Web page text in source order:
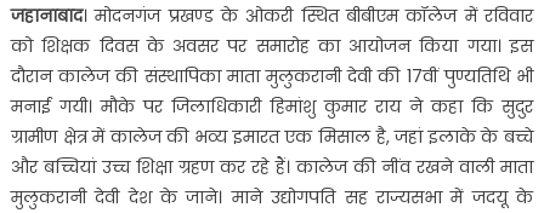
जहानाबाद। मोदनगंज प्रखण्ड के ओकरी स्थित बीबीएम कॉलेज में रविवार
को शिक्षक दिवस के अवसर पर समारोह का आयोजन किया गया। इस
दौरान कालेज की संस्थापिका माता मुलुकरानी देवी की 17वीं पुण्यतिथि भी
मनाई गयी। मौके पर जिलाधिकारी हिमांशु कुमार राय ने कहा कि सुदुर
ग्रामीण क्षेत्र में कालेज की भव्य इमारत एक मिसाल है, जहां इलाके के बच्चे
और बच्चियां उच्च शिक्षा ग्रहण कर रहे हैं। कालेज की नींव रखने वाली माता
मुलुकरानी देवी देश के जाने। माने उद्योगपति सह राज्यसभा में जदयू के